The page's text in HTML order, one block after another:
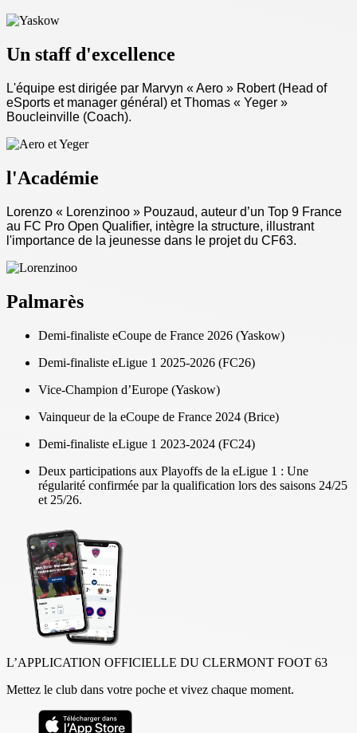
Un staff d'excellence
L'équipe est dirigée par Marvyn « Aero » Robert (Head of
eSports et manager général) et Thomas « Yeger »
Boucleinville (Coach).
l'Académie
Lorenzo « Lorenzinoo » Pouzaud, auteur d’un Top 9 France
au FC Pro Open Qualifier, intègre la structure, illustrant
l'importance de la jeunesse dans le projet du CF63.
Palmarès
Demi-finaliste eCoupe de France 2026 (Yaskow)
Demi-finaliste eLigue 1 2025-2026 (FC26)
Vice-Champion d’Europe (Yaskow)
Vainqueur de la eCoupe de France 2024 (Brice)
Demi-finaliste eLigue 1 2023-2024 (FC24)
Deux participations aux Playoffs de la eLigue 1 : Une
régularité confirmée par la qualification lors des saisons 24/25
et 25/26.
L’APPLICATION OFFICIELLE DU CLERMONT FOOT 63
Mettez le club dans votre poche et vivez chaque moment.